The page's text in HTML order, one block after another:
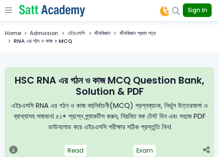
Sign In
Home Admission এইচএসসি জীববিজ্ঞান
জীববিজ্ঞান প্রথম পত্র
RNA এর গঠন ও কাজ > MCQ
HSC RNA এর গঠন ও কাজ MCQ Question Bank,
Solution & PDF
এইচএসসি RNA এর গঠন ও কাজ বহুনির্বাচনী(MCQ) প্রশ্নব্যাংক, নির্ভুল উত্তরমালা ও
ব্যাখ্যাসহ সমাধান। ৫১+ প্রশ্নে প্র্যাকটিস করুন, নিয়মিত মক টেস্ট দিন এবং সহজে PDF
ডাউনলোড করে এইচএসসি পরীক্ষার সঠিক প্রস্তুতি নিন।
Read Exam